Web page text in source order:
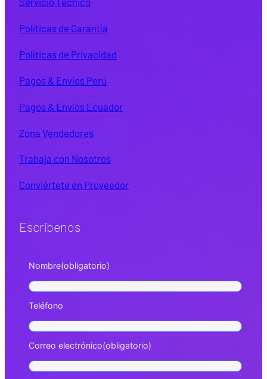
Políticas de Garantía
Políticas de Privacidad
Pagos & Envíos Perú
Pagos & Envíos Ecuador
Zona Vendedores
Trabaja con Nosotros
Conviértete en Proveedor
Escríbenos
Nombre(obligatorio)
Teléfono
Correo electrónico(obligatorio)